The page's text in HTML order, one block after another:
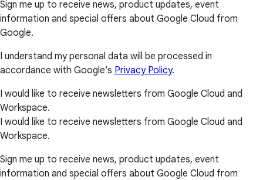
Sign me up to receive news, product updates, event
information and special offers about Google Cloud from
Google.
I understand my personal data will be processed in
accordance with Google’s Privacy Policy.
I would like to receive newsletters from Google Cloud and
Workspace.
I would like to receive newsletters from Google Cloud and
Workspace.
Sign me up to receive news, product updates, event
information and special offers about Google Cloud from